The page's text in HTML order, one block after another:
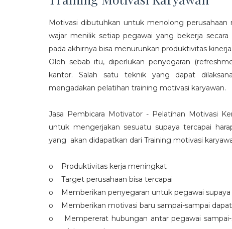
Motivasi dibutuhkan untuk menolong
wajar menilik setiap pegawai yang bekerja
pada akhirnya bisa menurunkan produktivitas kinerja.
Oleh sebab itu, diperlukan penyegaran
kantor. Salah satu teknik yang dapat
mengadakan pelatihan training motivasi karyawan.
Jasa Pembicara Motivator - Pelatihan Motivasi
untuk mengerjakan sesuatu supaya tercapai
yang akan didapatkan dari Training motivasi
o Produktivitas kerja meningkat
o Target perusahaan bisa tercapai
o Memberikan penyegaran untuk pegawai
o Memberikan motivasi baru sampai-sampai
o Mempererat hubungan antar pegawai